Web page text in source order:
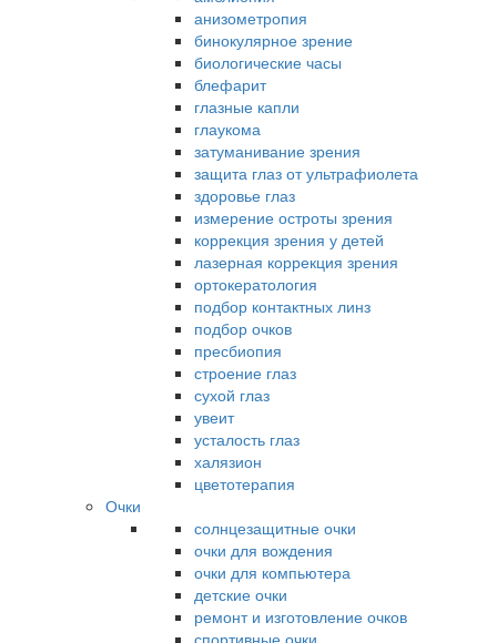
анизометропия
бинокулярное зрение
биологические часы
блефарит
глазные капли
глаукома
затуманивание зрения
защита глаз от ультрафиолета
здоровье глаз
измерение остроты зрения
коррекция зрения у детей
лазерная коррекция зрения
ортокератология
подбор контактных линз
подбор очков
пресбиопия
строение глаз
сухой глаз
увеит
усталость глаз
халязион
цветотерапия
Очки
солнцезащитные очки
очки для вождения
очки для компьютера
детские очки
ремонт и изготовление очков